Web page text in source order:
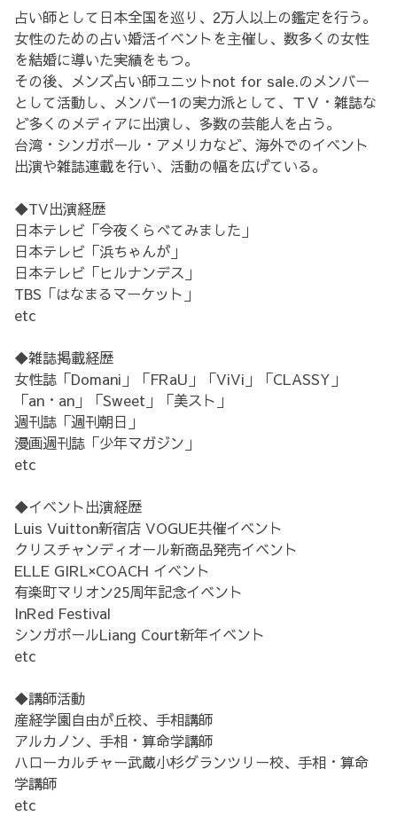
占い師として日本全国を巡り、2万人以上の鑑定を行う。
女性のための占い婚活イベントを主催し、数多くの女性
を結婚に導いた実績をもつ。
その後、メンズ占い師ユニットnot for sale.のメンバー
として活動し、メンバー1の実力派として、ＴＶ・雑誌な
ど多くのメディアに出演し、多数の芸能人を占う。
台湾・シンガポール・アメリカなど、海外でのイベント
出演や雑誌連載を行い、活動の幅を広げている。
◆TV出演経歴
日本テレビ「今夜くらべてみました」
日本テレビ「浜ちゃんが」
日本テレビ「ヒルナンデス」
TBS「はなまるマーケット」
etc
◆雑誌掲載経歴
女性誌「Domani」「FRaU」「ViVi」「CLASSY」
「an・an」「Sweet」「美スト」
週刊誌「週刊朝日」
漫画週刊誌「少年マガジン」
etc
◆イベント出演経歴
Luis Vuitton新宿店 VOGUE共催イベント
クリスチャンディオール新商品発売イベント
ELLE GIRL×COACH イベント
有楽町マリオン25周年記念イベント
InRed Festival
シンガポールLiang Court新年イベント
etc
◆講師活動
産経学園自由が丘校、手相講師
アルカノン、手相・算命学講師
ハローカルチャー武蔵小杉グランツリー校、手相・算命
学講師
etc